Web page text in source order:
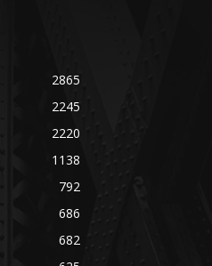
2865
2245
2220
1138
792
686
682